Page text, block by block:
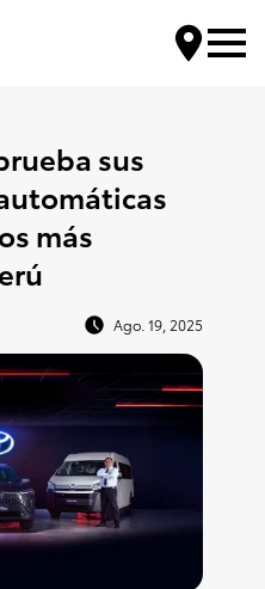
0-800-00669
sus
más
Ago. 19, 2025